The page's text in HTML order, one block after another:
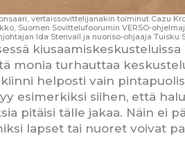
vertaissovittelijanakin toiminut Cazu
Suomen Sovittelufoorumin VERSO-
Ida Stenvall ja nuoriso-ohjaaja Tuisku
monia turhauttaa
kiinni helposti vain
esimerkiksi siihen, että
pitäisi tälle jakaa. Näin ei
lapset tai nuoret voivat